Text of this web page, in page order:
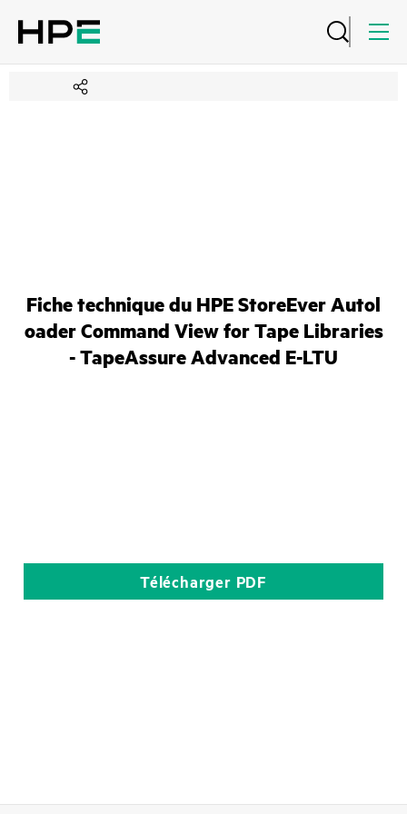
Fiche technique du HPE StoreEver Autol
oader Command View for Tape Libraries
- TapeAssure Advanced E-LTU
Télécharger PDF